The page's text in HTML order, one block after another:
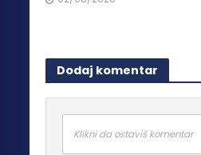
Dodaj komentar
Klikni da ostaviš komentar